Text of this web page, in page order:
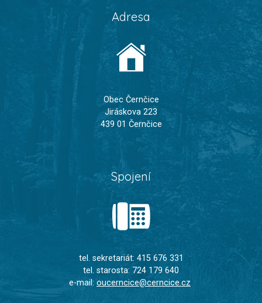
Adresa
Obec Černčice
Jiráskova 223
439 01 Černčice
Spojení
tel. sekretariát: 415 676 331
tel. starosta: 724 179 640
e-mail: oucerncice@cerncice.cz